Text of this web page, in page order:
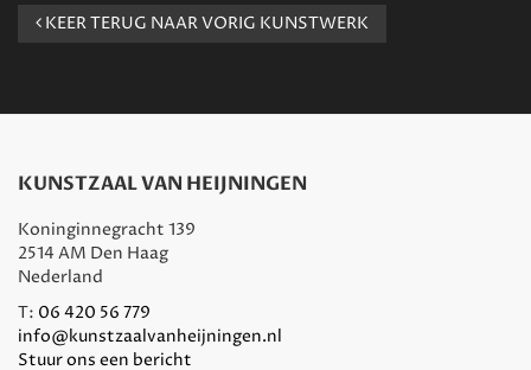
KEER TERUG NAAR VORIG KUNSTWERK
KUNSTZAAL VAN HEIJNINGEN
Koninginnegracht 139
2514 AM Den Haag
Nederland
T: 06 420 56 779
info@kunstzaalvanheijningen.nl
Stuur ons een bericht